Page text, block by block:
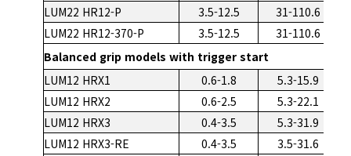
LUM22 HR12-P
3.5-12.5
31-110.6
LUM22 HR12-370-P
3.5-12.5
31-110.6
Balanced grip models with trigger start
LUM12 HRX1
0.6-1.8
5.3-15.9
LUM12 HRX2
0.6-2.5
5.3-22.1
LUM12 HRX3
0.4-3.5
5.3-31.9
LUM12 HRX3-RE
0.4-3.5
3.5-31.6